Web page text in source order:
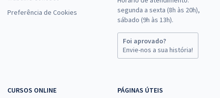
Preferência de Cookies
segunda a sexta (8h às 20h),
sábado (9h às 13h).
Foi aprovado?
Envie-nos a sua história!
CURSOS ONLINE PÁGINAS ÚTEIS